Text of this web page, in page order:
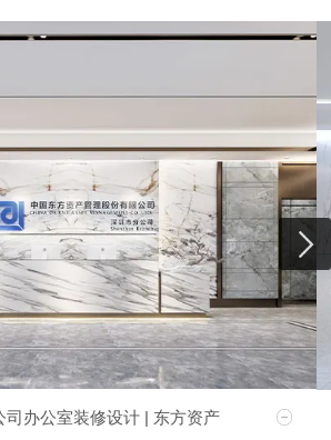
司办公室装修设计 | 东方资产